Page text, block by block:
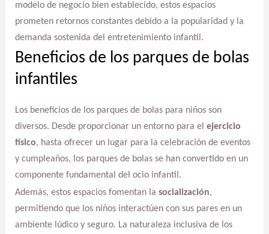
modelo de negocio bien establecido, estos espacios
prometen retornos constantes debido a la popularidad y la
demanda sostenida del entretenimiento infantil.
Beneficios de los parques de bolas
infantiles
Los beneficios de los parques de bolas para niños son
diversos. Desde proporcionar un entorno para el ejercicio
físico, hasta ofrecer un lugar para la celebración de eventos
y cumpleaños, los parques de bolas se han convertido en un
componente fundamental del ocio infantil.
Además, estos espacios fomentan la socialización,
permitiendo que los niños interactúen con sus pares en un
ambiente lúdico y seguro. La naturaleza inclusiva de los